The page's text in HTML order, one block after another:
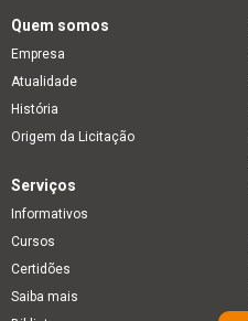
Quem somos
Empresa
Atualidade
História
Origem da Licitação
Serviços
Informativos
Cursos
Certidões
Saiba mais